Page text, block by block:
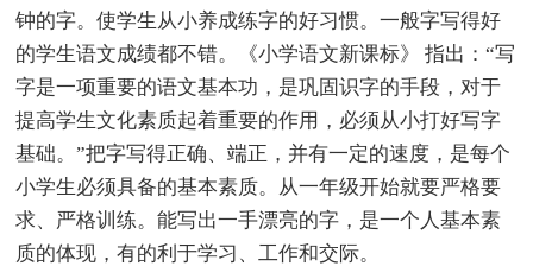
钟的字。使学生从小养成练字的好习惯。一般字写得好
的学生语文成绩都不错。《小学语文新课标》 指出：“写
字是一项重要的语文基本功，是巩固识字的手段，对于
提高学生文化素质起着重要的作用，必须从小打好写字
基础。”把字写得正确、端正，并有一定的速度，是每个
小学生必须具备的基本素质。从一年级开始就要严格要
求、严格训练。能写出一手漂亮的字，是一个人基本素
质的体现，有的利于学习、工作和交际。